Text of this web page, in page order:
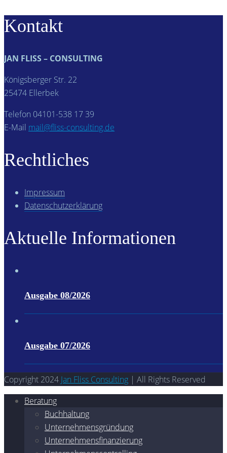
Kontakt
JAN FLISS – CONSULTING
Königsberger Str. 22
25474 Ellerbek
Telefon 04101-538 17 39
E-Mail mail@fliss-consulting.de
Rechtliches
Impressum
Datenschutzerklärung
Aktuelle Informationen
Ausgabe 08/2026
Ausgabe 07/2026
Copyright 2024 Jan Fliss Consulting | All Rights Reserved
Beratung
Buchhaltung
Unternehmensgründung
Unternehmensfinanzierung